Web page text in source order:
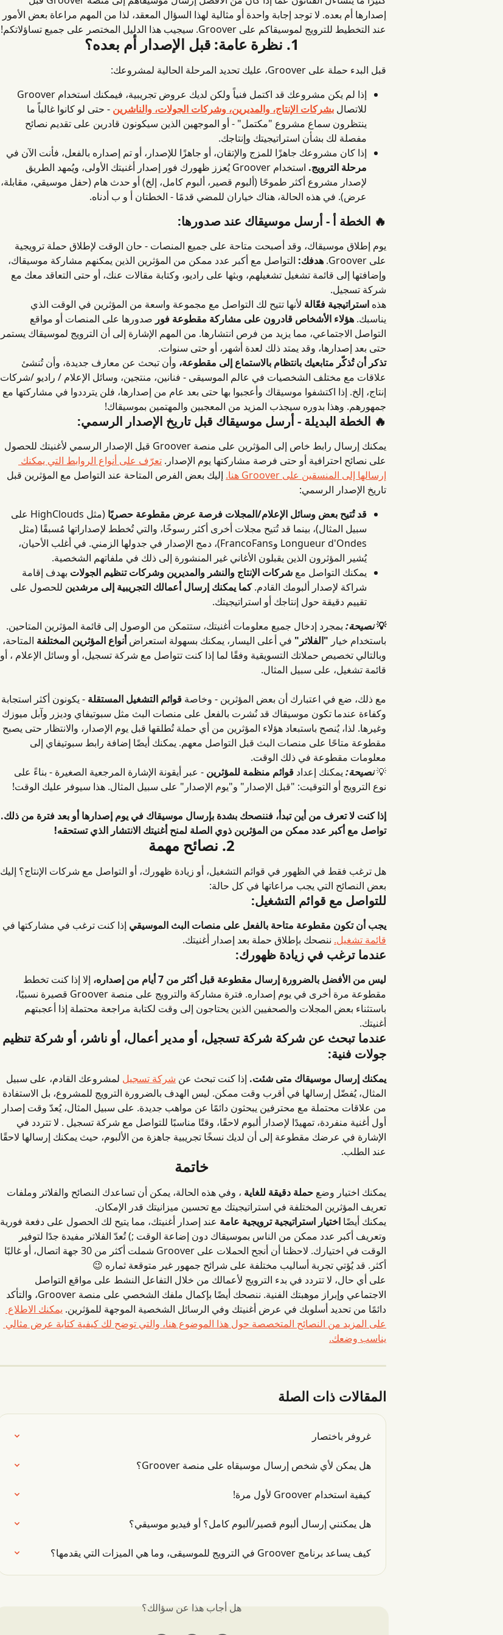
إصدارها أم بعده. لا توجد إجابة واحدة أو مثالية لهذا السؤال المعقد، لذا من المهم مراعاة بعض الأمور
عند التخطيط للترويج لموسيقاكم على Groover. سيجيب هذا الدليل المختصر على جميع تساؤلاتكم!
1. نظرة عامة: قبل الإصدار أم بعده؟
قبل البدء حملة على Groover، عليك تحديد المرحلة الحالية لمشروعك:
للاتصال بشركات الإنتاج، والمديرين، وشركات الجولات، والناشرين - حتى لو كانوا غالباً ما
ينتظرون سماع مشروع "مكتمل" - أو الموجهين الذين سيكونون قادرين على تقديم نصائح
مفصلة لك بشأن استراتيجيتك وإنتاجك.
إذا كان مشروعك جاهزًا للمزج والإتقان، أو جاهزًا للإصدار، أو تم إصداره بالفعل، فأنت الآن في
مرحلة الترويج.
استخدام Groover يُعزز ظهورك فور إصدار أغنيتك الأولى، ويُمهد الطريق
لإصدار مشروع أكثر طموحًا (ألبوم قصير، ألبوم كامل، إلخ) أو حدث هام (حفل موسيقي، مقابلة،
عرض). في هذه الحالة، هناك خياران للمضي قدمًا - الخطتان أ و ب أدناه.
🔥 الخطة أ - أرسل موسيقاك عند صدورها:
يوم إطلاق موسيقاك، وقد أصبحت متاحة على جميع المنصات - حان الوقت لإطلاق حملة ترويجية
على Groover.
هدفك: التواصل مع أكبر عدد ممكن من المؤثرين الذين يمكنهم مشاركة موسيقاك،
وإضافتها إلى قائمة تشغيل تشغيلهم، وبثها على راديو، وكتابة مقالات عنك، أو حتى التعاقد معك مع
شركة تسجيل.
هذه استراتيجية فعّالة لأنها تتيح لك التواصل مع مجموعة واسعة من المؤثرين في الوقت الذي
يناسبك. هؤلاء الأشخاص قادرون على مشاركة مقطوعة فور صدورها على المنصات أو مواقع
التواصل الاجتماعي، مما يزيد من فرص انتشارها. من المهم الإشارة إلى أن الترويج لموسيقاك يستمر
حتى بعد إصدارها، وقد يمتد ذلك لعدة أشهر، أو حتى سنوات.
تذكر أن تُذكّر متابعيك بانتظام بالاستماع إلى مقطوعة، وأن تبحث عن معارف جديدة، وأن تُنشئ
علاقات مع مختلف الشخصيات في عالم الموسيقى - فنانين، منتجين، وسائل الإعلام / راديو /شركات
إنتاج، إلخ. إذا اكتشفوا موسيقاك وأعجبوا بها حتى بعد عام من إصدارها، فلن يترددوا في مشاركتها مع
جمهورهم. وهذا بدوره سيجذب المزيد من المعجبين والمهتمين بموسيقاك!
🔥 الخطة البديلة - أرسل موسيقاك قبل تاريخ الإصدار الرسمي:
يمكنك إرسال رابط خاص إلى المؤثرين على منصة Groover قبل الإصدار الرسمي لأغنيتك للحصول
على نصائح احترافية أو حتى فرصة مشاركتها يوم الإصدار. تعرّف على أنواع الروابط التي يمكنك
إرسالها إلى المنسقين على Groover هنا.
إليك بعض الفرص المتاحة عند التواصل مع المؤثرين قبل
تاريخ الإصدار الرسمي:
قد تُتيح بعض وسائل الإعلام/المجلات فرصة عرض مقطوعة حصريًا
(مثل HighClouds على
سبيل المثال)، بينما قد تُتيح مجلات أخرى أكثر رسوخًا، والتي تُخطط لإصداراتها مُسبقًا (مثل
Longueur d'Ondes وFrancoFans)، دمج الإصدار في جدولها الزمني. في أغلب الأحيان،
يُشير المؤثرون الذين يقبلون الأغاني غير المنشورة إلى ذلك في ملفاتهم الشخصية.
يمكنك التواصل مع شركات الإنتاج والنشر والمديرين وشركات تنظيم الجولات بهدف إقامة
شراكة لإصدار ألبومك القادم. كما يمكنك إرسال أعمالك التجريبية إلى مرشدين للحصول على
تقييم دقيقة حول إنتاجك أو استراتيجيتك.
💡 نصيحة: بمجرد إدخال جميع معلومات أغنيتك، ستتمكن من الوصول إلى قائمة المؤثرين المتاحين.
باستخدام خيار "الفلاتر" في أعلى اليسار، يمكنك بسهولة استعراض أنواع المؤثرين المختلفة المتاحة،
وبالتالي تخصيص حملاتك التسويقية وفقًا لما إذا كنت تتواصل مع شركة تسجيل، أو وسائل الإعلام ، أو
قائمة تشغيل، على سبيل المثال.
مع ذلك، ضع في اعتبارك أن بعض المؤثرين - وخاصة قوائم التشغيل المستقلة - يكونون أكثر استجابة
وكفاءة عندما تكون موسيقاك قد نُشرت بالفعل على منصات البث مثل سبوتيفاي وديزر وآبل ميوزك
وغيرها. لذا، يُنصح باستبعاد هؤلاء المؤثرين من أي حملة تُطلقها قبل يوم الإصدار، والانتظار حتى يصبح
مقطوعة متاحًا على منصات البث قبل التواصل معهم. يمكنك أيضًا إضافة رابط سبوتيفاي إلى
معلومات مقطوعة في ذلك الوقت.
💡 نصيحة: يمكنك إعداد قوائم منظمة للمؤثرين - عبر أيقونة الإشارة المرجعية الصغيرة - بناءً على
نوع الترويج أو التوقيت: "قبل الإصدار" و"يوم الإصدار" على سبيل المثال. هذا سيوفر عليك الوقت!
إذا كنت لا تعرف من أين تبدأ، فننصحك بشدة بإرسال موسيقاك في يوم إصدارها أو بعد فترة من ذلك.
تواصل مع أكبر عدد ممكن من المؤثرين ذوي الصلة لمنح أغنيتك الانتشار الذي تستحقه!
2. نصائح مهمة
هل ترغب فقط في الظهور في قوائم التشغيل، أو زيادة ظهورك، أو التواصل مع شركات الإنتاج؟ إليك
بعض النصائح التي يجب مراعاتها في كل حالة:
للتواصل مع قوائم التشغيل:
يجب أن تكون مقطوعة متاحة بالفعل على منصات البث الموسيقي إذا كنت ترغب في مشاركتها في
قائمة تشغيل. ننصحك بإطلاق حملة بعد إصدار أغنيتك.
عندما ترغب في زيادة ظهورك:
ليس من الأفضل بالضرورة إرسال مقطوعة قبل أكثر من 7 أيام من إصداره،
إلا إذا كنت تخطط
مقطوعة مرة أخرى في يوم إصداره. فترة مشاركة والترويج على منصة Groover قصيرة نسبيًا،
باستثناء بعض المجلات والصحفيين الذين يحتاجون إلى وقت لكتابة مراجعة محتملة إذا أعجبتهم
أغنيتك.
عندما تبحث عن شركة شركة تسجيل، أو مدير أعمال، أو ناشر، أو شركة تنظيم
جولات فنية:
يمكنك إرسال موسيقاك متى شئت. إذا كنت تبحث عن شركة تسجيل لمشروعك القادم، على سبيل
المثال، يُفضّل إرسالها في أقرب وقت ممكن. ليس الهدف بالضرورة الترويج للمشروع، بل الاستفادة
من علاقات محتملة مع محترفين يبحثون دائمًا عن مواهب جديدة. على سبيل المثال، يُعدّ وقت إصدار
أول أغنية منفردة، تمهيدًا لإصدار ألبوم لاحقًا، وقتًا مناسبًا للتواصل مع شركة تسجيل . لا تتردد في
الإشارة في عرضك مقطوعة إلى أن لديك نسخًا تجريبية جاهزة من الألبوم، حيث يمكنك إرسالها لاحقًا
عند الطلب.
خاتمة
يمكنك اختيار وضع حملة دقيقة للغاية ، وفي هذه الحالة، يمكن أن تساعدك النصائح والفلاتر وملفات
تعريف المؤثرين المختلفة في استراتيجيتك مع تحسين ميزانيتك قدر الإمكان.
يمكنك أيضًا اختيار استراتيجية ترويجية عامة عند إصدار أغنيتك، مما يتيح لك الحصول على دفعة فورية
وتعريف أكبر عدد ممكن من الناس بموسيقاك دون إضاعة الوقت ;) تُعدّ الفلاتر مفيدة جدًا لتوفير
الوقت في اختيارك. لاحظنا أن أنجح الحملات على Groover شملت أكثر من 30 جهة اتصال، أو غالبًا
أكثر. قد يُؤتي تجربة أساليب مختلفة على شرائح جمهور غير متوقعة ثماره 😉
على أي حال، لا تتردد في بدء الترويج لأعمالك من خلال التفاعل النشط على مواقع التواصل
الاجتماعي وإبراز موهبتك الفنية. ننصحك أيضًا بإكمال ملفك الشخصي على منصة Groover، والتأكد
دائمًا من تحديد أسلوبك في عرض أغنيتك وفي الرسائل الشخصية الموجهة للمؤثرين. يمكنك الاطلاع
على المزيد من النصائح المتخصصة حول هذا الموضوع هنا، والتي توضح لك كيفية كتابة عرض مثالي
يناسب وضعك.
المقالات ذات الصلة
غروفر باختصار
هل يمكن لأي شخص إرسال موسيقاه على منصة Groover؟
كيفية استخدام Groover لأول مرة!
هل يمكنني إرسال ألبوم قصير/ألبوم كامل؟ أو فيديو موسيقي؟
كيف يساعد برنامج Groover في الترويج للموسيقى، وما هي الميزات التي يقدمها؟
هل أجاب هذا عن سؤالك؟